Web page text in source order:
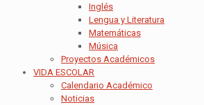
Inglés
Lengua y Literatura
Matemáticas
Música
Proyectos Académicos
VIDA ESCOLAR
Calendario Académico
Noticias